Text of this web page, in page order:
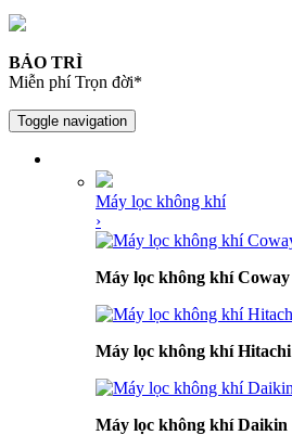
BẢO TRÌ
Miễn phí Trọn đời*
Toggle navigation
Máy lọc không khí
›
Máy lọc không khí Coway
Máy lọc không khí Hitachi
Máy lọc không khí Daikin